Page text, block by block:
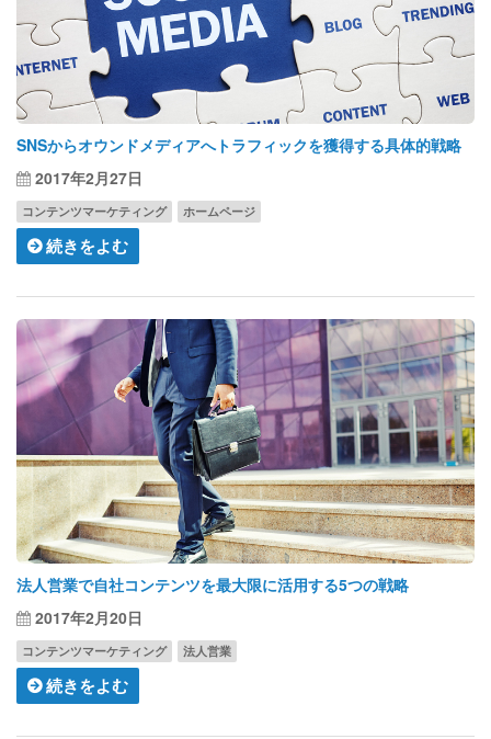
SNSからオウンドメディアへトラフィックを獲得する具体的戦略
2017年2月27日
コンテンツマーケティング ホームページ
続きをよむ
法人営業で自社コンテンツを最大限に活用する5つの戦略
2017年2月20日
コンテンツマーケティング 法人営業
続きをよむ